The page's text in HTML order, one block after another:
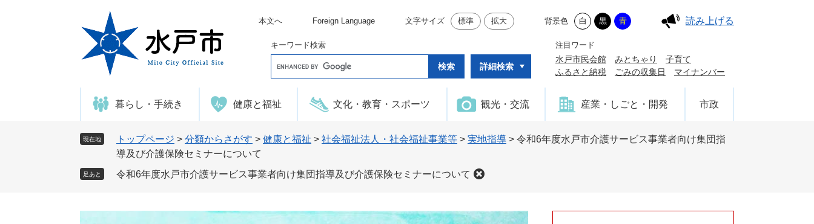
本文へ Foreign Language 文字サイズ 標準 拡大 背景色 白 黒 青 読み上げる
キーワード検索
o
e
タ
ム
詳細検索
注目ワード
水戸市民会館 みとちゃり
子育て
ふるさと納税
ごみの収集日 マイナンバー
暮らし・手続き 健康と福祉 文化・教育・スポーツ 観光・交流 産業・しごと・開発 市政
現在地 トップページ > 分類からさがす > 健康と福祉 > 社会福祉法人・社会福祉事業等 > 実地指導 > 令和6年度水戸市介護サービス事業者向け集団指
導及び介護保険セミナーについて
足あと 令和6年度水戸市介護サービス事業者向け集団指導及び介護保険セミナーについて